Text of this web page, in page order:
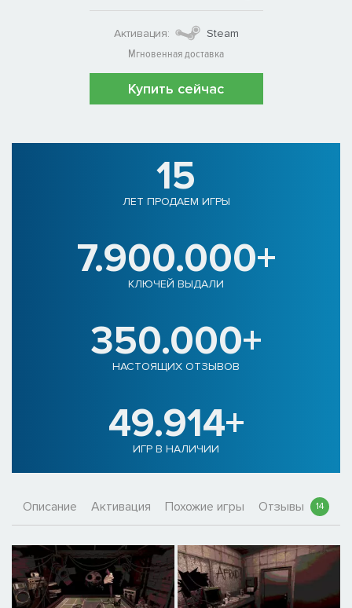
Активация:
Steam
Мгновенная доставка
Купить сейчас
15
ЛЕТ ПРОДАЕМ ИГРЫ
7.900.000+
КЛЮЧЕЙ ВЫДАЛИ
350.000+
НАСТОЯЩИХ ОТЗЫВОВ
49.914+
ИГР В НАЛИЧИИ
Описание Активация Похожие игры Отзывы 14